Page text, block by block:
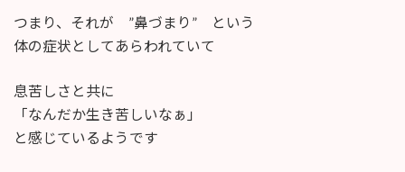
つまり、それが ”鼻づまり” という
体の症状としてあらわれていて
息苦しさと共に
「なんだか生き苦しいなぁ」
と感じているようです